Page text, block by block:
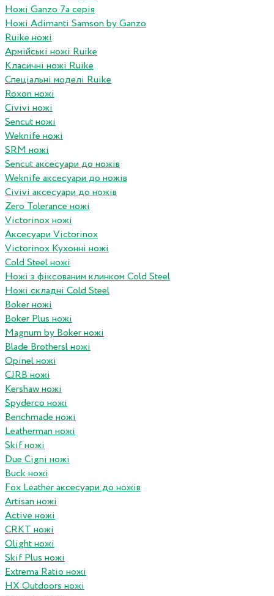
Ножі Ganzo 7а серія
Ножі Adimanti Samson by Ganzo
Ruike ножі
Армійські ножі Ruike
Класичні ножі Ruike
Спеціальні моделі Ruike
Roxon ножi
Civivi ножі
Sencut ножі
Weknife ножі
SRM ножі
Sencut аксесуари до ножів
Weknife аксесуари до ножів
Civivi аксесуари до ножів
Zero Tolerance ножі
Victorinox ножі
Аксесуари Victorinox
Victorinox Кухонні ножі
Cold Steel ножі
Ножі з фіксованим клинком Cold Steel
Ножі складні Cold Steel
Boker ножі
Boker Plus ножі
Magnum by Boker ножі
Blade Brothersl ножі
Opinel ножі
CJRB ножі
Kershaw ножі
Spyderco ножі
Benchmade ножі
Leatherman ножі
Skif ножі
Due Cigni ножі
Buck ножі
Fox Leather аксесуари до ножів
Artisan ножі
Active ножі
CRKT ножі
Olight ножі
Skif Plus ножі
Extrema Ratio ножі
HX Outdoors ножі